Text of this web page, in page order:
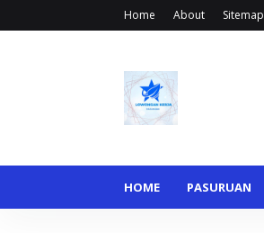
Home About Sitemap
HOME PASURUAN